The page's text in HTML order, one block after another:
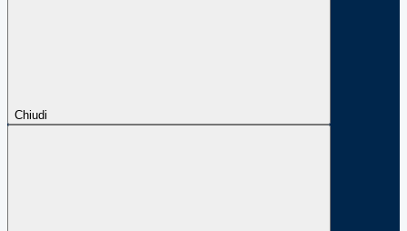
Chiudi